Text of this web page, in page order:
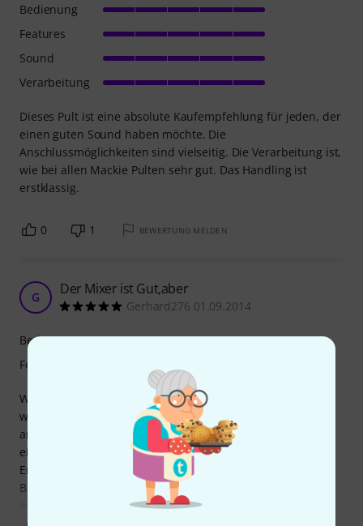
Dieses Pult ist eine absolute Kaufempfehlung für jeden, der
einen guten Sound haben möchte. Die
Anschlussmöglichkeiten sind vielseitig. Die Verarbeitung ist,
wie bei allen Mackie Pulten sehr gut. Das Handling ist
erstklassig.
Bedienung
Features
Sound
Verarbeitung
0 1 BEWERTUNG MELDEN
G Der Mixer ist Gut,aber
Gerhard276 01.09.2014
Wir haben den Mixer durchprobiert, alles bestens. Leider
war keinerlei Bedienungsanleitung dabei, bei Thomann
angerufen,..... Der Importeur hat mir am nächsten Morgen
ein Mail geschickt, auch er hat nichts gefunden, außer
Englisch und Spanisch. Wir haben uns die
Bedienungsanleitung vom 1402VLZ 3 ausgedruckt. Es gab
ein paar Hinweise, die uns nicht so bewusst waren.
Bedienung
Features